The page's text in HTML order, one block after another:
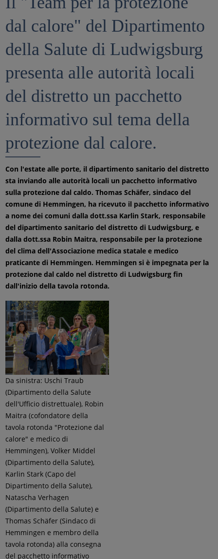
dal calore" del Dipartimento
della Salute di Ludwigsburg
presenta alle autorità locali
del distretto un pacchetto
informativo sul tema della
protezione dal calore.
Con l'estate alle porte, il dipartimento sanitario del distretto
sta inviando alle autorità locali un pacchetto informativo
sulla protezione dal caldo. Thomas Schäfer, sindaco del
comune di Hemmingen, ha ricevuto il pacchetto informativo
a nome dei comuni dalla dott.ssa Karlin Stark, responsabile
del dipartimento sanitario del distretto di Ludwigsburg, e
dalla dott.ssa Robin Maitra, responsabile per la protezione
del clima dell'Associazione medica statale e medico
praticante di Hemmingen. Hemmingen si è impegnata per la
protezione dal caldo nel distretto di Ludwigsburg fin
dall'inizio della tavola rotonda.
Da sinistra: Uschi Traub
(Dipartimento della Salute
dell'Ufficio distrettuale), Robin
Maitra (cofondatore della
tavola rotonda "Protezione dal
calore" e medico di
Hemmingen), Volker Middel
(Dipartimento della Salute),
Karlin Stark (Capo del
Dipartimento della Salute),
Natascha Verhagen
(Dipartimento della Salute) e
Thomas Schäfer (Sindaco di
Hemmingen e membro della
tavola rotonda) alla consegna
del pacchetto informativo